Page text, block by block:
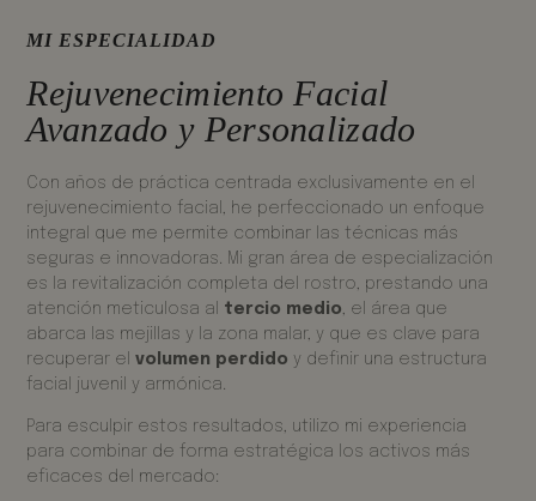
MI ESPECIALIDAD
Rejuvenecimiento Facial
Avanzado y Personalizado
Con años de práctica centrada exclusivamente en el
rejuvenecimiento facial, he perfeccionado un enfoque
integral que me permite combinar las técnicas más
seguras e innovadoras. Mi gran área de especialización
es la revitalización completa del rostro, prestando una
atención meticulosa al tercio medio, el área que
abarca las mejillas y la zona malar, y que es clave para
recuperar elvolumen perdido y definir una estructura
facial juvenil y armónica.
Para esculpir estos resultados, utilizo mi experiencia
para combinar de forma estratégica los activos más
eficaces del mercado: